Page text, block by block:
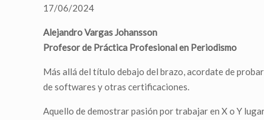
17/06/2024
Alejandro Vargas Johansson
Profesor de Práctica Profesionalen Periodismo
Más allá del título debajo del brazo, acordate de
de softwares y otras certificaciones.
Aquello de demostrar pasión por trabajar en X o Y